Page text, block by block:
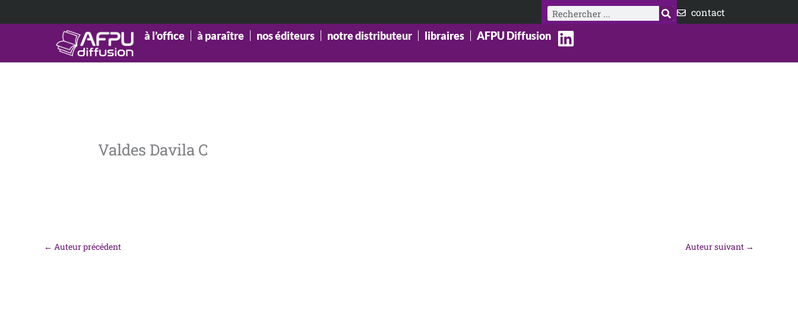
Rechercher contact
à l’office à paraître nos éditeurs notre distributeur libraires AFPU Diffusion
Valdes Davila C
← Auteur précédent Auteur suivant →